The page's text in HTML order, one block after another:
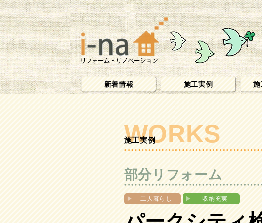
新着情報 施工実例 施
WORKS
施工実例
部分リフォーム
▶︎ 二人暮らし ▶︎ 収納充実